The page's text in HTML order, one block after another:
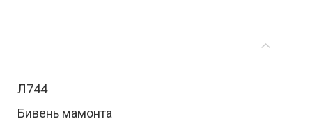
Л744
Бивень мамонта